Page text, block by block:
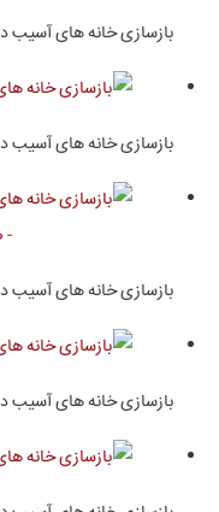
بازسازی خانه های آسیب
بازسازی خانه های آسیب
بازسازی خانه های آسیب
بازسازی خانه های آسیب